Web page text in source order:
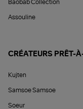
Baobab Collection
Assouline
CRÉATEURS PRÊT-
Kujten
Samsoe Samsoe
Soeur